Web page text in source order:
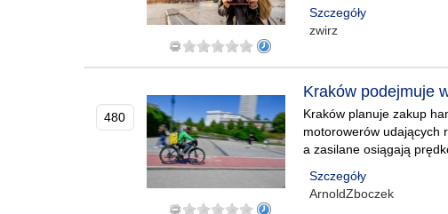
Szczegóły
zwirz
480
Kraków podejmuje
Kraków planuje zakup
motorowerów udających
a zasilane osiągają
Szczegóły
ArnoldZboczek